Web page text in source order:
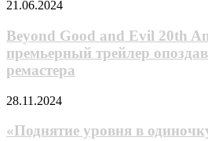
трейлер
Beyond
and
Evil
20th
Anniversary
—
трейлер
21.06.2024
Beyond Good and Evil 20th
премьерный трейлер
ремастера
«Поднятие
в
28.11.2024
«Поднятие уровня в